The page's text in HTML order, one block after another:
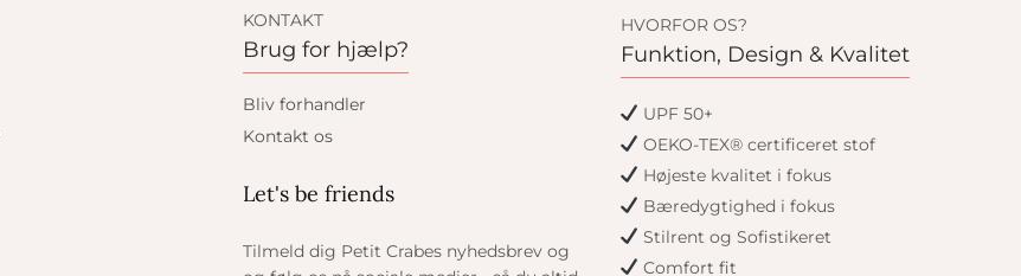
KONTAKT
Brug for hjælp?
Bliv forhandler
Kontakt os
Let's be friends
Tilmeld dig Petit Crabes nyhedsbrev og
HVORFOR OS?
Funktion, Design & Kvalitet
UPF 50+
OEKO-TEX® certificeret stof
Højeste kvalitet i fokus
Bæredygtighed i fokus
Stilrent og Sofistikeret
Comfort fit